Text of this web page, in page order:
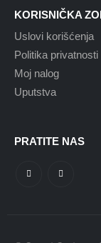
KORISNIČKA
Uslovi korišćenja
Politika privatnosti
Moj nalog
Uputstva
PRATITE NAS